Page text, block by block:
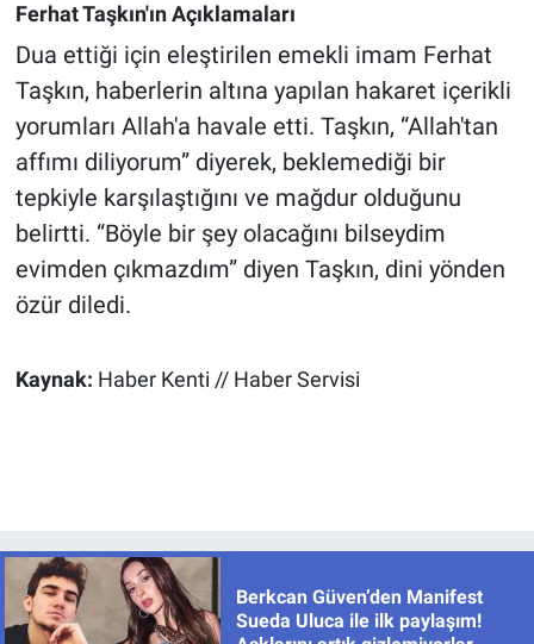
Ferhat Taşkın'ın Açıklamaları
Dua ettiği için eleştirilen emekli imam Ferhat
Taşkın, haberlerin altına yapılan hakaret içerikli
yorumları Allah'a havale etti. Taşkın, “Allah'tan
affımı diliyorum” diyerek, beklemediği bir
tepkiyle karşılaştığını ve mağdur olduğunu
belirtti. “Böyle bir şey olacağını bilseydim
evimden çıkmazdım” diyen Taşkın, dini yönden
özür diledi.
Kaynak: Haber Kenti // Haber Servisi
Berkcan Güven’den Manifest
Sueda Uluca ile ilk paylaşım!